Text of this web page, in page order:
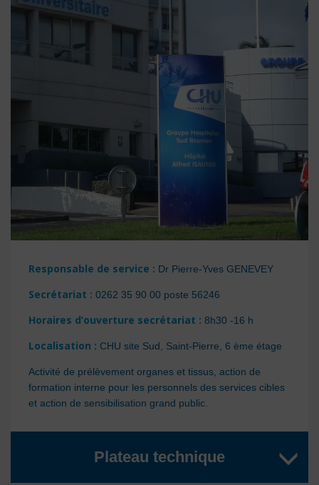
Responsable de service : Dr Pierre-Yves GENEVEY
Secrétariat : 0262 35 90 00 poste 56246
Horaires d’ouverture secrétariat : 8h30 -16 h
Localisation : CHU site Sud, Saint-Pierre, 6 ème étage
Activité de prélèvement organes et tissus, action de
formation interne pour les personnels des services cibles
et action de sensibilisation grand public.
Plateau technique